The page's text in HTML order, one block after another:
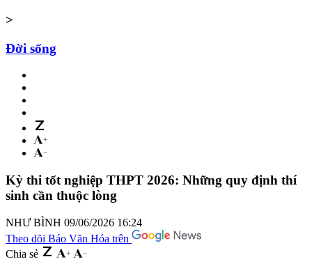
>
Đời sống
Kỳ thi tốt nghiệp THPT 2026: Những quy định thí
sinh cần thuộc lòng
NHƯ BÌNH 09/06/2026 16:24
Theo dõi Báo Văn Hóa trên
Chia sẻ